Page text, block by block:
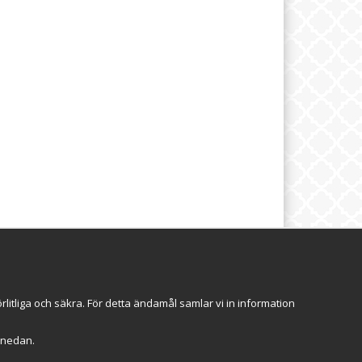
Anmäl mig
och säkra. För detta ändamål samlar vi in information